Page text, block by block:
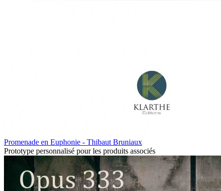
Promenade en Euphonie - Thibaut Bruniaux
Prototype personnalisé pour les produits associés